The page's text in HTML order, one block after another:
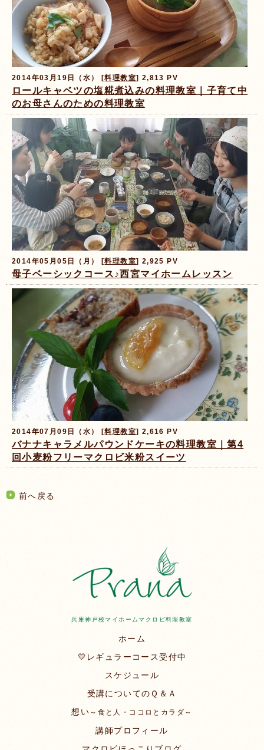
2014年03月19日（水） [料理教室] 2,813 PV
ロールキャベツの塩糀煮込みの料理教室｜子育て中
のお母さんのための料理教室
2014年05月05日（月） [料理教室] 2,925 PV
母子ベーシックコース♪西宮マイホームレッスン
2014年07月09日（水） [料理教室] 2,616 PV
バナナキャラメルパウンドケーキの料理教室｜第4
回小麦粉フリーマクロビ米粉スイーツ
前へ戻る
兵庫神戸校マイホームマクロビ料理教室
ホーム
💛レギュラーコース受付中
スケジュール
受講についてのＱ＆Ａ
想い ～食と人・ココロとカラダ～
講師プロフィール